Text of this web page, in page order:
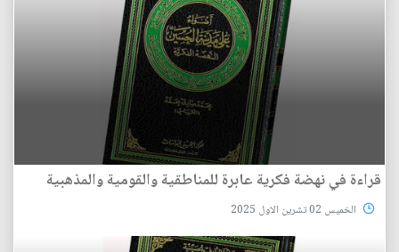
قراءة في نهضة فكرية عابرة للمناطقية والقومية والمذهبية
الخميس 02 تشرين الاول 2025